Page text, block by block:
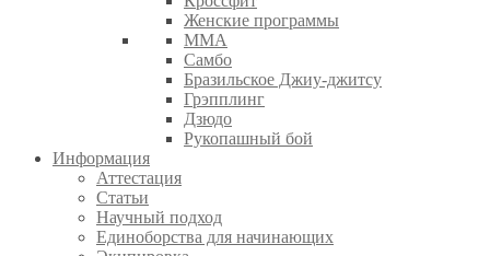
Женские программы
ММА
Самбо
Бразильское Джиу-джитсу
Грэпплинг
Дзюдо
Рукопашный бой
Информация
Аттестация
Статьи
Научный подход
Единоборства для начинающих